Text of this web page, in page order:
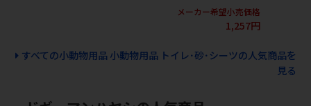
メーカー希望小売価格
1,257円
すべての小動物用品 小動物用品 トイレ･砂･シーツの人気商品を
見る